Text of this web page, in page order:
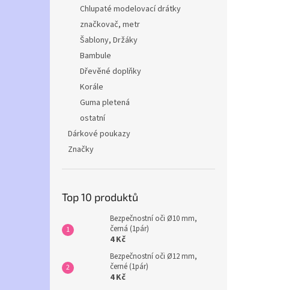
Chlupaté modelovací drátky
značkovač, metr
Šablony, Držáky
Bambule
Dřevěné doplňky
Korále
Guma pletená
ostatní
Dárkové poukazy
Značky
Top 10 produktů
Bezpečnostní oči Ø10 mm,
černá (1pár)
4 Kč
Bezpečnostní oči Ø12 mm,
černé (1pár)
4 Kč